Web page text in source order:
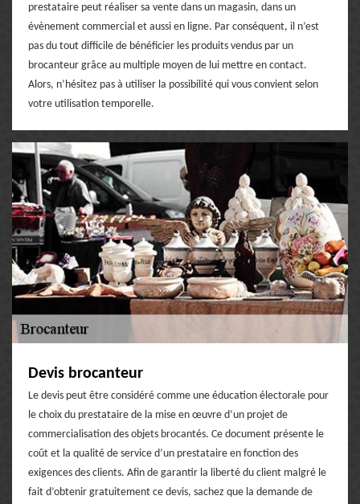
prestataire peut réaliser sa vente dans un magasin, dans un
évènement commercial et aussi en ligne. Par conséquent, il n’est
pas du tout difficile de bénéficier les produits vendus par un
brocanteur grâce au multiple moyen de lui mettre en contact.
Alors, n’hésitez pas à utiliser la possibilité qui vous convient selon
votre utilisation temporelle.
Devis brocanteur
Le devis peut être considéré comme une éducation électorale pour
le choix du prestataire de la mise en œuvre d’un projet de
commercialisation des objets brocantés. Ce document présente le
coût et la qualité de service d’un prestataire en fonction des
exigences des clients. Afin de garantir la liberté du client malgré le
fait d’obtenir gratuitement ce devis, sachez que la demande de